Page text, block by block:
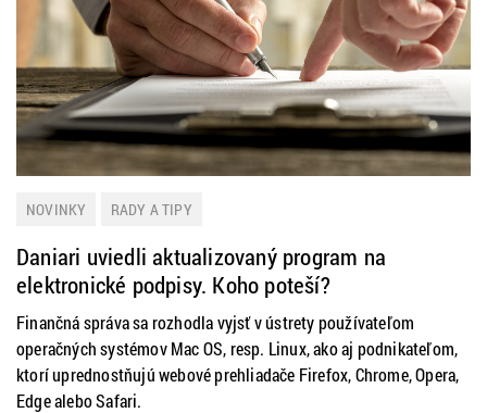
NOVINKY RADY A TIPY
Daniari uviedli aktualizovaný program na
elektronické podpisy. Koho poteší?
Finančná správa sa rozhodla vyjsť v ústrety používateľom
operačných systémov Mac OS, resp. Linux, ako aj podnikateľom,
ktorí uprednostňujú webové prehliadače Firefox, Chrome, Opera,
Edge alebo Safari.